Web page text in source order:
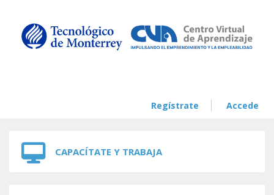
Regístrate Accede
CAPACÍTATE Y TRABAJA